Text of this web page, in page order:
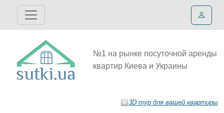
№1 на рынке посуточной аренды
квартир Киева и Украины
3D тур для вашей квартиры